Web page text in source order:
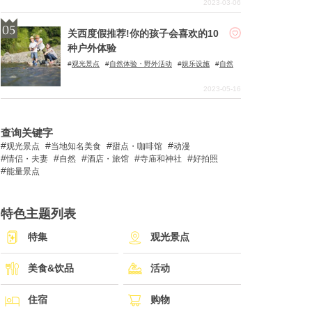
2023-03-06
关西度假推荐!你的孩子会喜欢的10
种户外体验
观光景点 自然体验・野外活动 娱乐设施 自然
2023-05-16
查询关键字
观光景点 当地知名美食 甜点・咖啡馆
动漫
情侣・夫妻
自然 酒店・旅馆 寺庙和神社
好拍照
能量景点
特色主题列表
特集 观光景点
美食&饮品 活动
住宿 购物